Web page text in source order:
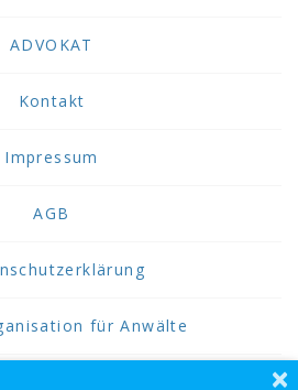
ADVOKAT
Kontakt
Impressum
AGB
für Anwälte
×